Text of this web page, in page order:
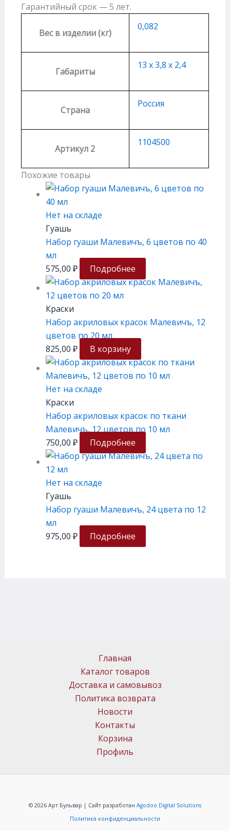
Гарантийный срок — 5 лет.
Вес в изделии (кг)
0,082
Габариты
13 х 3,8 х 2,4
Страна
Россия
Артикул 2
1104500
Похожие товары
Нет на складе
Гуашь
Набор гуаши Малевичъ, 6 цветов по 40
мл
575,00 ₽ Подробнее
Краски
Набор акриловых красок Малевичъ, 12
цветов по 20 мл
825,00 ₽ В корзину
Нет на складе
Краски
Набор акриловых красок по ткани
Малевичъ, 12 цветов по 10 мл
750,00 ₽ Подробнее
Нет на складе
Гуашь
Набор гуаши Малевичъ, 24 цвета по 12
мл
975,00 ₽ Подробнее
Главная
Каталог товаров
Доставка и самовывоз
Политика возврата
Новости
Контакты
Корзина
Профиль
© 2026 Арт Бульвар | Сайт разработан Agodoo Digital Solutions
Политика конфиденциальности